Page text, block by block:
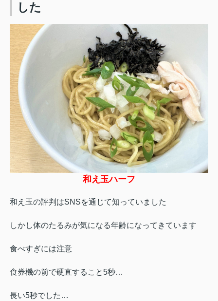
した
和え玉ハーフ
和え玉の評判はSNSを通じて知っていました
しかし体のたるみが気になる年齢になってきています
食べすぎには注意
食券機の前で硬直すること5秒…
長い5秒でした…